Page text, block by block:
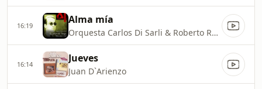
16:19 Alma mía
Orquesta Carlos Di Sarli & Roberto Rufino
16:14 Jueves
Juan D`Arienzo